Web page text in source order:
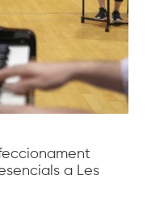
a Les